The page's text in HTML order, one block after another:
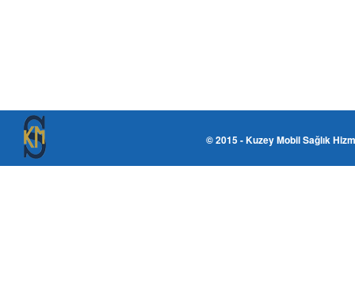
© 2015 - Kuzey Mobil Sağlık